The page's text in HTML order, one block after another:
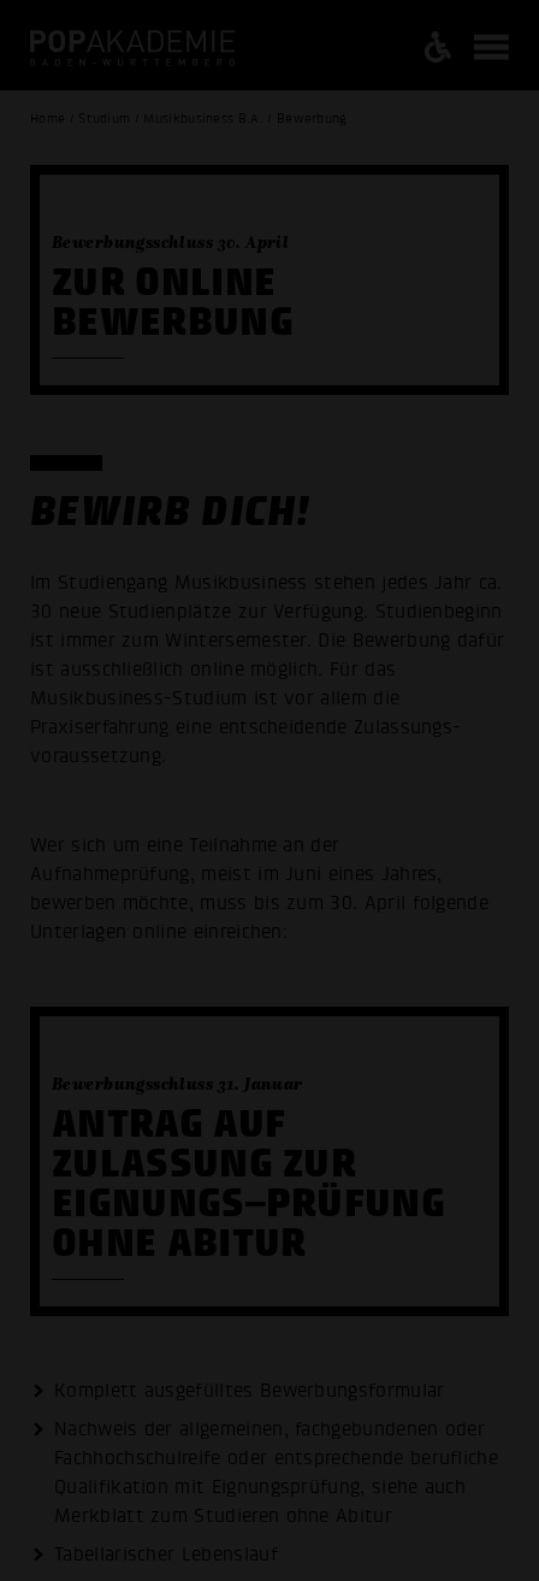
Home / Studium / Musikbusiness B.A. / Bewerbung
Bewerbungsschluss 30. April
ZUR ONLINE
BEWERBUNG
BEWIRB DICH!
Im Studiengang Musikbusiness stehen jedes Jahr ca.
30 neue Studienplätze zur Verfügung. Studienbeginn
ist immer zum Wintersemester. Die Bewerbung dafür
ist ausschließlich online möglich. Für das
Musikbusiness-Studium ist vor allem die
Praxiserfahrung eine entscheidende Zulassungs­
voraussetzung.
Wer sich um eine Teilnahme an der
Aufnahmeprüfung, meist im Juni eines Jahres,
bewerben möchte, muss bis zum 30. April folgende
Unterlagen online einreichen:
Bewerbungsschluss 31. Januar
ANTRAG AUF
ZULASSUNG ZUR
EIGNUNGS–PRÜFUNG
OHNE ABITUR
Komplett ausgefülltes Bewerbungsformular
Nachweis der allgemeinen, fachgebundenen oder
Fachhochschulreife oder entsprechende berufliche
Qualifikation mit Eignungsprüfung, siehe auch
Merkblatt zum Studieren ohne Abitur
Tabellarischer Lebenslauf